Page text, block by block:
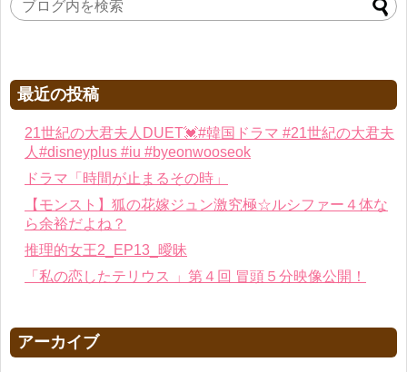
最近の投稿
21世紀の大君夫人DUET💓#韓国ドラマ #21世紀の大君夫
人#disneyplus #iu #byeonwooseok
ドラマ「時間が止まるその時」
【モンスト】狐の花嫁ジュン激究極☆ルシファー４体な
ら余裕だよね？
推理的女王2_EP13_曖昧
「私の恋したテリウス 」第４回 冒頭５分映像公開！
アーカイブ